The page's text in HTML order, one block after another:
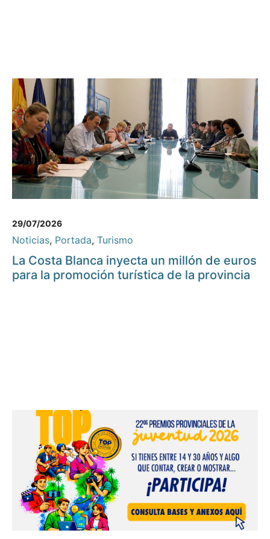
29/07/2026
Noticias, Portada, Turismo
La Costa Blanca inyecta un millón de euros
para la promoción turística de la provincia